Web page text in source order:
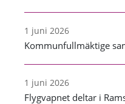
1 juni 2026
Kommunfullmäktige
1 juni 2026
Flygvapnet deltar i